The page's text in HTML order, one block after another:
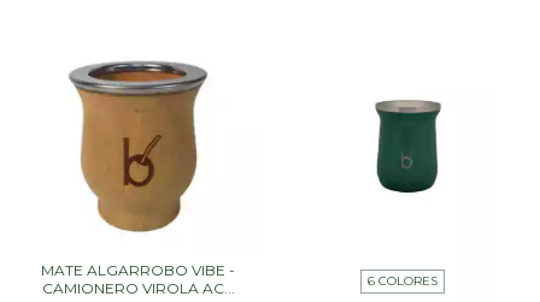
MATE ALGARROBO VIBE -
CAMIONERO VIROLA AC...
6 COLORES